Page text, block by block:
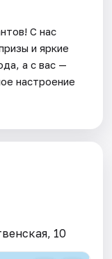
С нас
и яркие
а с вас —
настроение
10